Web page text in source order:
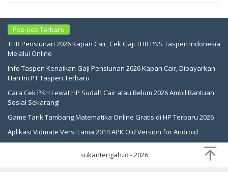
Pos-pos Terbaru
THR Pensiunan 2026 Kapan Cair, Cek Gaji THR PNS Taspen Indonesia
Melalui Online
Info Taspen Kenaikan Gaji Pensiunan 2026 Kapan Cair, Dibayarkan
Hari Ini PT Taspen Terbaru
Cara Cek PKH Lewat HP Sudah Cair atau Belum 2026 Ambil Bantuan
Sosial Sekarang!
Game Tarik Tambang Matematika Online Gratis di HP Terbaru 2026
Aplikasi Vidmate Versi Lama 2014 APK Old Version for Android
sukantengah.id - 2026